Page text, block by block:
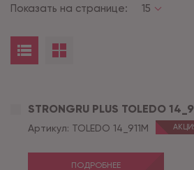
Показать на странице: 15
STRONGRU PLUS TOLEDO
Артикул: TOLEDO 14_911M
ПОДРОБНЕЕ